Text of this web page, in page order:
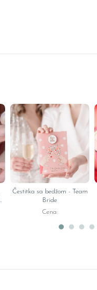
Čestitka sa bedžom - Team
Bride
Cena: